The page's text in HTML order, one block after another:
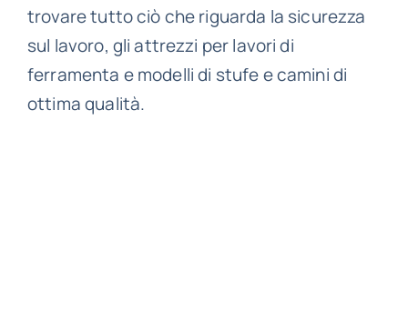
trovare tutto ciò che riguarda la sicurezza
sul lavoro, gli attrezzi per lavori di
ferramenta e modelli di stufe e camini di
ottima qualità.